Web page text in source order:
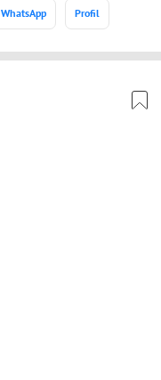
WhatsApp Profil